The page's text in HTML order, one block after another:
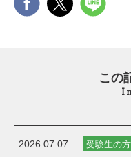
この
2026.07.07 受験生の方